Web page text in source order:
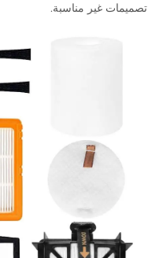
تصميمات غير مناسبة.